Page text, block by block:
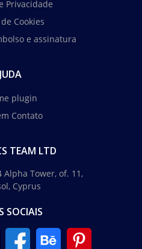
Privacidade
Cookies
e assinatura
plugin
Contato
TEAM LTD
Alpha Tower, of. 11,
Cyprus
SOCIAIS